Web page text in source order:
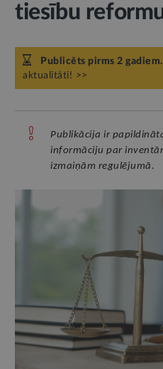
tiesību
Publicēts pirms 2 gadiem.
aktualitāti! >>
Publikācija ir
informāciju par
izmaiņām regulējumā.